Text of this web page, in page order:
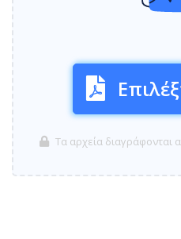
Τα αρχεία διαγράφονται